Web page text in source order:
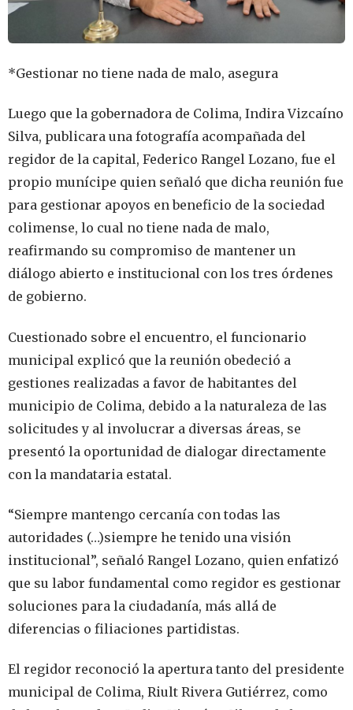
*Gestionar no tiene nada de malo, asegura
Luego que la gobernadora de Colima, Indira Vizcaíno
Silva, publicara una fotografía acompañada del
regidor de la capital, Federico Rangel Lozano, fue el
propio munícipe quien señaló que dicha reunión fue
para gestionar apoyos en beneficio de la sociedad
colimense, lo cual no tiene nada de malo,
reafirmando su compromiso de mantener un
diálogo abierto e institucional con los tres órdenes
de gobierno.
Cuestionado sobre el encuentro, el funcionario
municipal explicó que la reunión obedeció a
gestiones realizadas a favor de habitantes del
municipio de Colima, debido a la naturaleza de las
solicitudes y al involucrar a diversas áreas, se
presentó la oportunidad de dialogar directamente
con la mandataria estatal.
“Siempre mantengo cercanía con todas las
autoridades (…)siempre he tenido una visión
institucional”, señaló Rangel Lozano, quien enfatizó
que su labor fundamental como regidor es gestionar
soluciones para la ciudadanía, más allá de
diferencias o filiaciones partidistas.
El regidor reconoció la apertura tanto del presidente
municipal de Colima, Riult Rivera Gutiérrez, como